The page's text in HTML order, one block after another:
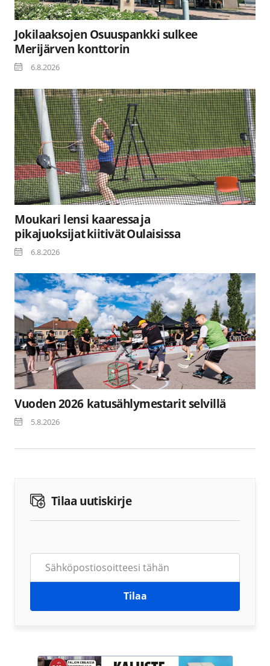
Jokilaaksojen Osuuspankki sulkee
Merijärven konttorin
6.8.2026
Moukari lensi kaaressa ja
pikajuoksijat kiitivät Oulaisissa
6.8.2026
Vuoden 2026 katusählymestarit selvillä
5.8.2026
Tilaa uutiskirje
Tilaa